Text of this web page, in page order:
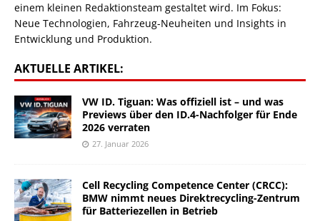
einem kleinen Redaktionsteam gestaltet wird. Im Fokus:
Neue Technologien, Fahrzeug-Neuheiten und Insights in
Entwicklung und Produktion.
AKTUELLE ARTIKEL:
VW ID. Tiguan: Was offiziell ist – und was
Previews über den ID.4-Nachfolger für Ende
2026 verraten
27. Januar 2026
Cell Recycling Competence Center (CRCC):
BMW nimmt neues Direktrecycling-Zentrum
für Batteriezellen in Betrieb